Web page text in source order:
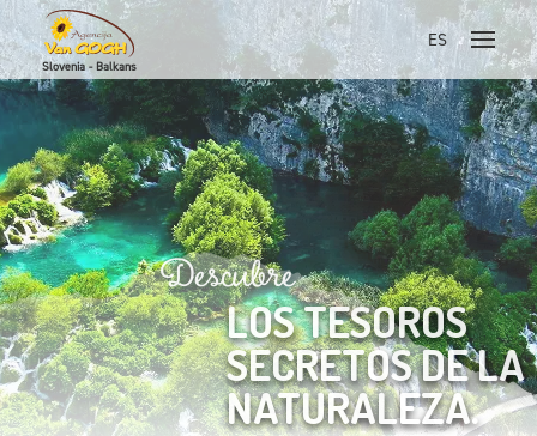
Slovenia - Balkans
Skoči na vsebino
ES
DescubreLOS TESOROS
SECRETOS DE LA
NATURALEZA.